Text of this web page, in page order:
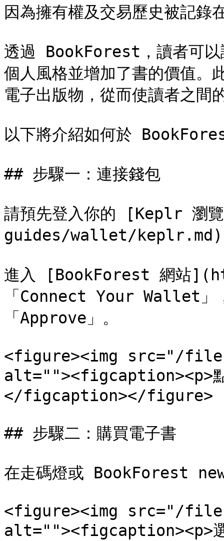
因為擁有權及交易歷史被記錄
透過 BookForest，讀者可以
個人風格並增加了書的價值。
電子出版物，從而使讀者之間
以下將介紹如何於
## 步驟一：連接錢包
請預先登入你的 [Keplr
guides/wallet/keplr.md)
進入 [BookForest 網站
「Connect Your Wallet」
「Approve」。
<figure><img src="/files/
alt=""><figcaption><p>
</figcaption></figure>
## 步驟二：購買電子書
在走碼燈或 BookForest
<figure><img src="/files/
alt=""><figcaption><p>選